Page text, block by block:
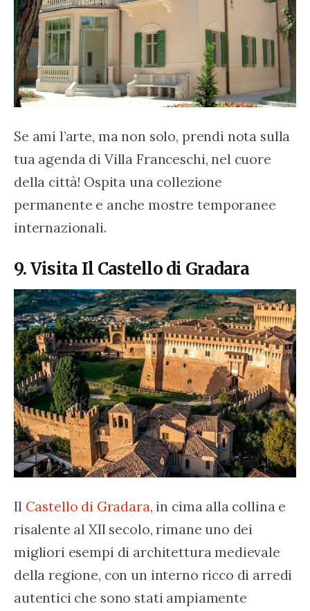
Se ami l’arte, ma non solo, prendi nota sulla
tua agenda di Villa Franceschi, nel cuore
della città! Ospita una collezione
permanente e anche mostre temporanee
internazionali.
9. Visita Il Castello di Gradara
Il Castello di Gradara, in cima alla collina e
risalente al XII secolo, rimane uno dei
migliori esempi di architettura medievale
della regione, con un interno ricco di arredi
autentici che sono stati ampiamente